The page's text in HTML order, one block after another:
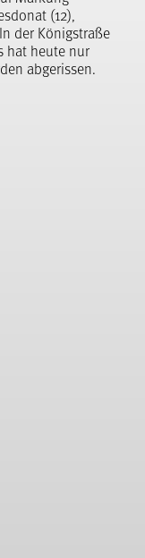
(12),
der Königstraße
hat heute nur
abgerissen.